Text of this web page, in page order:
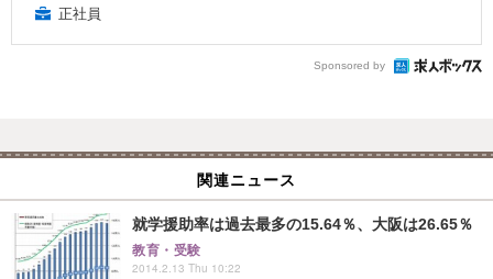
正社員
Sponsored by
関連ニュース
就学援助率は過去最多の15.64％、大阪は26.65％
教育・受験
2014.2.13 Thu 10:22